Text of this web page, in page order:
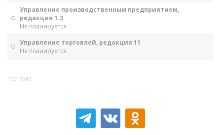
Управление производственным предприятием,
редакция 1.3
Не планируется
Управление торговлей, редакция 11
Не планируется
10013540